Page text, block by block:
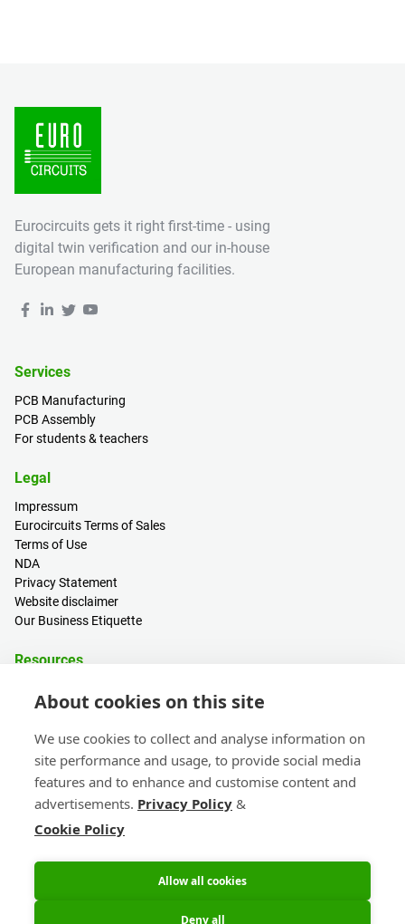
Eurocircuits gets it right first-time - using
digital twin verification and our in-house
European manufacturing facilities.
Services
PCB Manufacturing
PCB Assembly
For students & teachers
Legal
Impressum
Eurocircuits Terms of Sales
Terms of Use
NDA
Privacy Statement
Website disclaimer
Our Business Etiquette
Resources
Sign in / Register
Blogs
Events
Contact
Sales & Customer Support
About cookies on this site
We use cookies to collect and analyse information on
site performance and usage, to provide social media
features and to enhance and customise content and
advertisements. Privacy Policy &
Cookie Policy
Allow all cookies
Deny all